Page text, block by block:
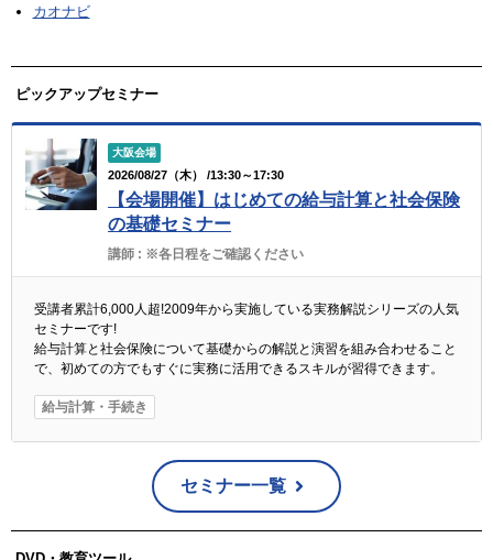
カオナビ
ピックアップセミナー
大阪会場
2026/08/27（木） /13:30～17:30
【会場開催】はじめての給与計算と社会保険
の基礎セミナー
講師 : ※各日程をご確認ください
受講者累計6,000人超!2009年から実施している実務解説シリーズの人気
セミナーです!
給与計算と社会保険について基礎からの解説と演習を組み合わせること
で、初めての方でもすぐに実務に活用できるスキルが習得できます。
給与計算・手続き
セミナー一覧